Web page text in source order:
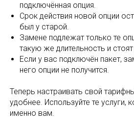
подключённая опция.
Срок действия новой опции
был у старой.
Замене подлежат только те
такую же длительность и
Если у вас подключён пакет,
него опции не получится.
Теперь настраивать свой
удобнее. Используйте те услуги,
именно вам.